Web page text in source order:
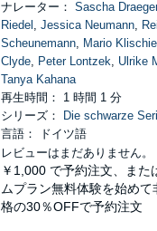
ナレーター： Sascha Draeger
Riedel , Jessica Neumann,
Scheunemann, Mario
Clyde, Peter Lontzek, Ulrike
Tanya Kahana
再生時間： 1 時間 1 分
シリーズ：
Die schwarze
言語： ドイツ語
レビューはまだありません。
￥1,000 で予約注文、また
ムプラン無料体験を始めて
格の30％OFFで予約注文